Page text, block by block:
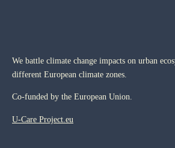
We battle climate change impacts on urban
different European climate zones.
Co-funded by the European Union.
U-Care Project.eu